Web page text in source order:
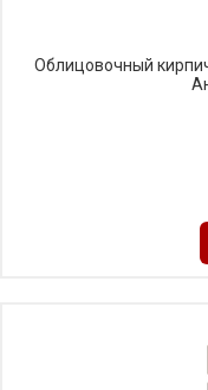
Облицовочный